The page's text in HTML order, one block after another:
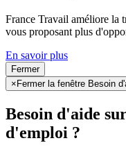
France Travail améliore la
vous proposant plus
En savoir plus
Fermer
× Fermer la fenêtre Besoin
Besoin d'aide
d'emploi ?